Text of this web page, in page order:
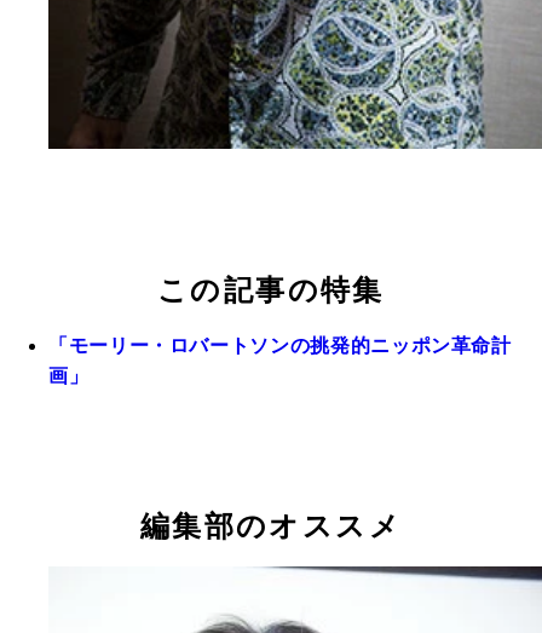
この記事の特集
「モーリー・ロバートソンの挑発的ニッポン革命計
画」
編集部のオススメ